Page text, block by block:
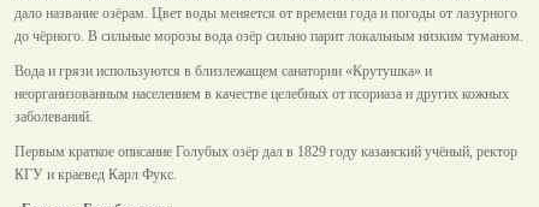
дало название озёрам. Цвет воды меняется от времени года и погоды от лазурного
до чёрного. В сильные морозы вода озёр сильно парит локальным низким туманом.
Вода и грязи используются в близлежащем санатории «Крутушка» и
неорганизованным населением в качестве целебных от псориаза и других кожных
заболеваний.
Первым краткое описание Голубых озёр дал в 1829 году казанский учёный, ректор
КГУ и краевед Карл Фукс.